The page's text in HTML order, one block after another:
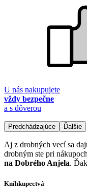
U nás nakupujete
vždy bezpečne
a s dôverou
Predchádzajúce Ďalšie
Aj z drobných vecí sa
drobným ste pri
na Dobrého Anjela.
Kníhkupectvá